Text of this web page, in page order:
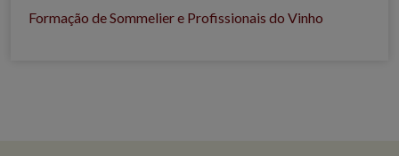
Formação de Sommelier e Profissionais do Vinho